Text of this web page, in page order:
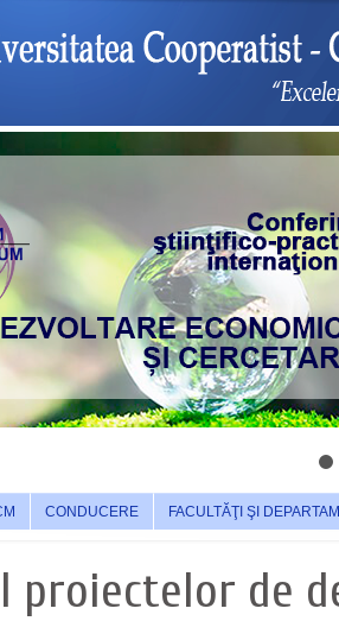
CONDUCERE FACULTĂŢI ŞI
proiectelor de